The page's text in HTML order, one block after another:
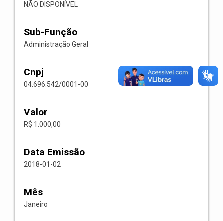
NÃO DISPONÍVEL
Sub-Função
Administração Geral
Cnpj
04.696.542/0001-00
Valor
R$ 1.000,00
Data Emissão
2018-01-02
Mês
Janeiro